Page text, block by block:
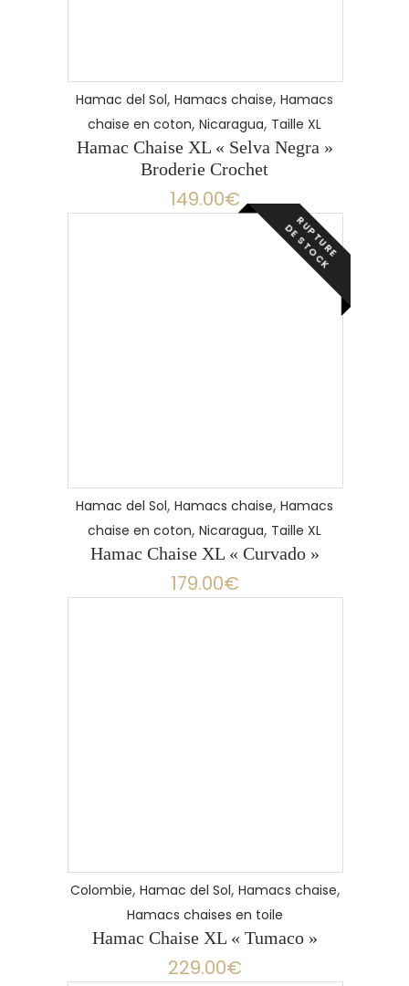
Hamac del Sol, Hamacs chaise, Hamacs
chaise en coton, Nicaragua, Taille XL
Hamac Chaise XL « Selva Negra »
Broderie Crochet
149.00€
R
U
P
T
U
R
E
D
E
S
T
O
C
K
Hamac del Sol, Hamacs chaise, Hamacs
chaise en coton, Nicaragua, Taille XL
Hamac Chaise XL « Curvado »
179.00€
Colombie, Hamac del Sol, Hamacs chaise,
Hamacs chaises en toile
Hamac Chaise XL « Tumaco »
229.00€